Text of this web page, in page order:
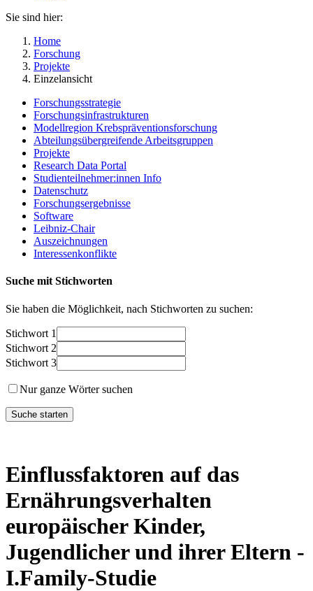
Sie sind hier:
Home
Forschung
Projekte
Einzelansicht
Forschungsstrategie
Forschungsinfrastrukturen
Modellregion Krebspräventionsforschung
Abteilungsübergreifende Arbeitsgruppen
Projekte
Research Data Portal
Studienteilnehmer:innen Info
Datenschutz
Forschungsergebnisse
Software
Leibniz-Chair
Auszeichnungen
Interessenkonflikte
Suche mit Stichworten
Sie haben die Möglichkeit, nach Stichworten zu suchen:
Stichwort 1
Stichwort 2
Stichwort 3
Nur ganze Wörter suchen
Einflussfaktoren auf das
Ernährungsverhalten
europäischer Kinder,
Jugendlicher und ihrer Eltern -
I.Family-Studie